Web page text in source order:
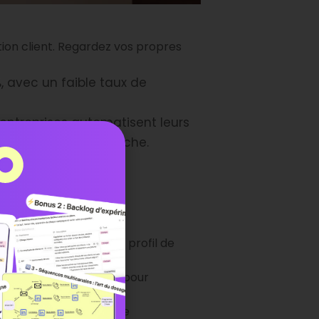
client. Regardez vos propres
avec un faible taux de
automatisent leurs
facilite cette approche.
investi.
le contenu selon le profil de
comme Magileads pour
et réduit le taux de